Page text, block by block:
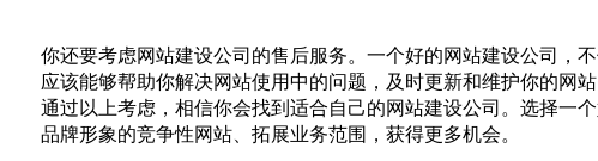
你还要考虑网站建设公司的售后服务。一个好的网站建设公司，
应该能够帮助你解决网站使用中的问题，及时更新和维护你的网
通过以上考虑，相信你会找到适合自己的网站建设公司。选择一
品牌形象的竞争性网站、拓展业务范围，获得更多机会。